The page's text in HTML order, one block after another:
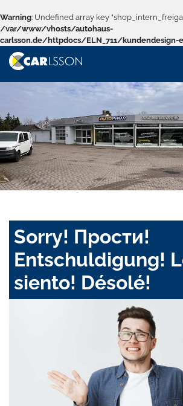
Warning: Undefined array key
/var/www/vhosts/autohaus-
carlsson.de/httpdocs/ELN_711/kundendesign-
Sorry! Прости!
Entschuldigung!
siento! Désolé!